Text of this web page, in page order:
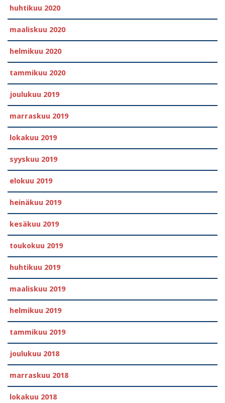
huhtikuu 2020
maaliskuu 2020
helmikuu 2020
tammikuu 2020
joulukuu 2019
marraskuu 2019
lokakuu 2019
syyskuu 2019
elokuu 2019
heinäkuu 2019
kesäkuu 2019
toukokuu 2019
huhtikuu 2019
maaliskuu 2019
helmikuu 2019
tammikuu 2019
joulukuu 2018
marraskuu 2018
lokakuu 2018